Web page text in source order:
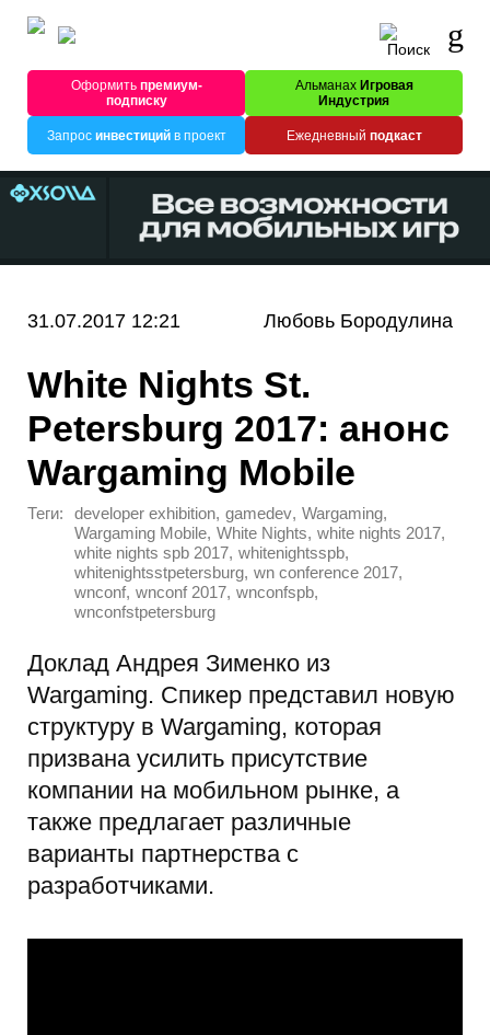
Оформитьпремиум-
подписку
Альманах Игровая
Индустрия
Запрос инвестицийв проект Ежедневный подкаст
31.07.2017 12:21 Любовь Бородулина
White Nights St.
Petersburg 2017: анонс
Wargaming Mobile
Теги: developer exhibition, gamedev, Wargaming,
Wargaming Mobile, White Nights, white nights 2017,
white nights spb 2017, whitenightsspb,
whitenightsstpetersburg, wn conference 2017,
wnconf, wnconf 2017, wnconfspb,
wnconfstpetersburg
Доклад Андрея Зименко из
Wargaming. Спикер представил новую
структуру в Wargaming, которая
призвана усилить присутствие
компании на мобильном рынке, а
также предлагает различные
варианты партнерства с
разработчиками.